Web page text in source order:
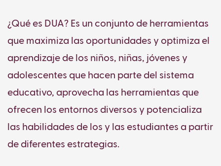
¿Qué es DUA? Es un conjunto de herramientas
que maximiza las oportunidades y optimiza el
aprendizaje de los niños, niñas, jóvenes y
adolescentes que hacen parte del sistema
educativo, aprovecha las herramientas que
ofrecen los entornos diversos y potencializa
las habilidades de los y las estudiantes a partir
de diferentes estrategias.